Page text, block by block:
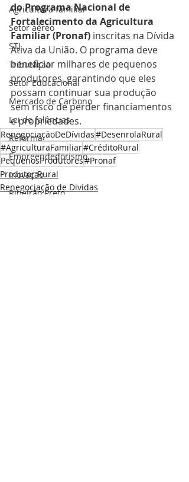
Agricultura familiar
Setor aéreo
STJ
Tributação
Setor Educacional
Mercado de Carbono
Lei de falências
Reforma
Empreendedorismo
Inovação
Ribeirão Preto
do Programa Nacional de
Fortalecimento da Agricultura
Familiar (Pronaf) inscritas na Dívida
Ativa da União. O programa deve
beneficiar milhares de pequenos
produtores, garantindo que eles
possam continuar sua produção
sem risco de perder financiamentos
e propriedades.​
RenegociaçãoDeDívidas#DesenrolaRural
#AgriculturaFamiliar#CréditoRural
PequenosProdutores#Pronaf
Produtor Rural
Renegociação de Dividas